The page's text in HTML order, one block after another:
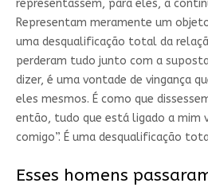
representassem, para eles, a
Representam meramente um
uma desqualificação total da
perderam tudo junto com a
dizer, é uma vontade de vingança
eles mesmos. É como que
então, tudo que está ligado a mim
comigo”. É uma desqualificação
Esses homens